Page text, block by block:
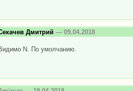
Дмитрий — 09.04.2018
N. По умолчанию.